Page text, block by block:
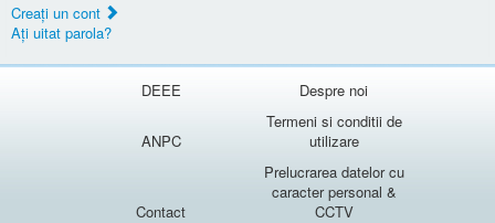
Creaţi un cont
Aţi uitat parola?
DEEE Despre noi
ANPC
Termeni si conditii de
utilizare
Contact
Prelucrarea datelor cu
caracter personal &
CCTV